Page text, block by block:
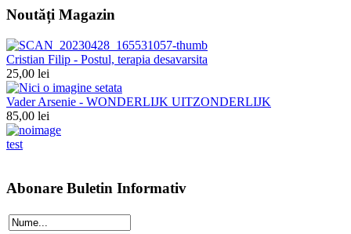
Noutăți Magazin
Cristian Filip - Postul, terapia desavarsita
25,00 lei
Vader Arsenie - WONDERLIJK UITZONDERLIJK
85,00 lei
test
Abonare Buletin Informativ